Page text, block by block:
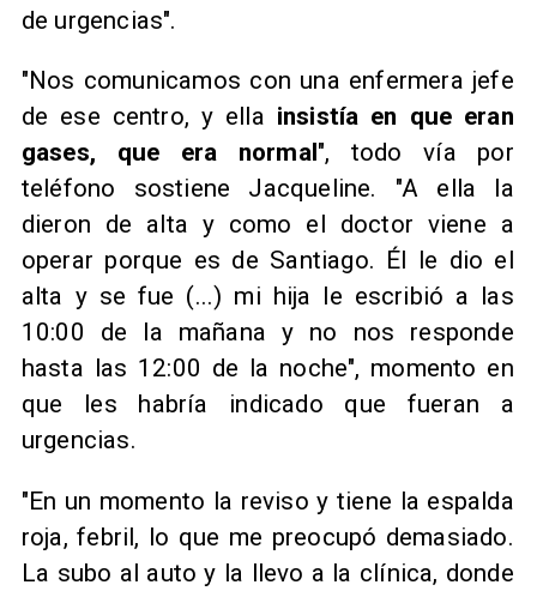
de urgencias".
"Nos comunicamos con una enfermera jefe
de ese centro, y ella insistía en que eran
gases, que era normal", todo vía por
teléfono sostiene Jacqueline. "A ella la
dieron de alta y como el doctor viene a
operar porque es de Santiago. Él le dio el
alta y se fue (...) mi hija le escribió a las
10:00 de la mañana y no nos responde
hasta las 12:00 de la noche", momento en
que les habría indicado que fueran a
urgencias.
"En un momento la reviso y tiene la espalda
roja, febril, lo que me preocupó demasiado.
La subo al auto y la llevo a la clínica, donde